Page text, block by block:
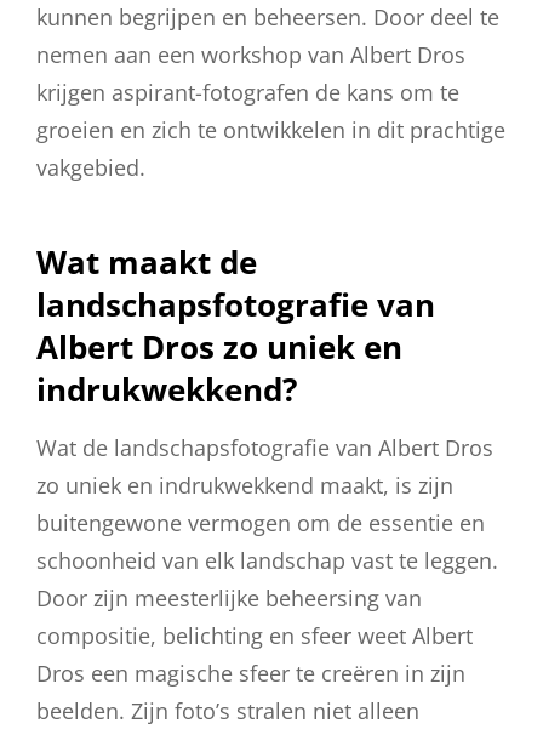
kunnen begrijpen en beheersen. Door deel te
nemen aan een workshop van Albert Dros
krijgen aspirant-fotografen de kans om te
groeien en zich te ontwikkelen in dit prachtige
vakgebied.
Wat maakt de
landschapsfotografie van
Albert Dros zo uniek en
indrukwekkend?
Wat de landschapsfotografie van Albert Dros
zo uniek en indrukwekkend maakt, is zijn
buitengewone vermogen om de essentie en
schoonheid van elk landschap vast te leggen.
Door zijn meesterlijke beheersing van
compositie, belichting en sfeer weet Albert
Dros een magische sfeer te creëren in zijn
beelden. Zijn foto’s stralen niet alleen